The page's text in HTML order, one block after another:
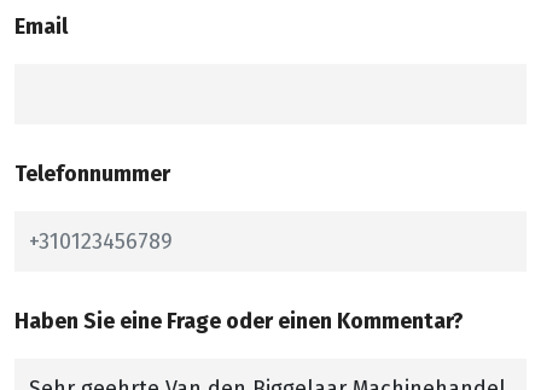
Email
Telefonnummer
Haben Sie eine Frage oder einen Kommentar?